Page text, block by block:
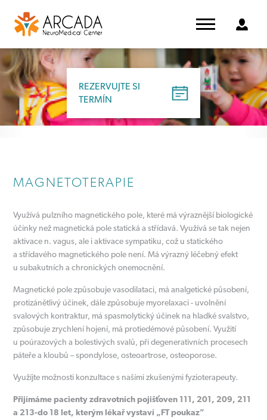
REZERVUJTE SI
TERMÍN
MAGNETOTERAPIE
Využívá pulzního magnetického pole, které má výraznější biologické
účinky než magnetická pole statická a střídavá. Využívá se tak nejen
aktivace n. vagus, ale i aktivace sympatiku, což u statického
a střídavého magnetického pole není. Má výrazný léčebný efekt
u subakutních a chronických onemocnění.
Magnetické pole způsobuje vasodilataci, má analgetické působení,
protizánětlivý účinek, dále způsobuje myorelaxaci - uvolnění
svalových kontraktur, má spasmolytický účinek na hladké svalstvo,
způsobuje zrychlení hojení, má protiedémové působení. Využití
u poúrazových a bolestivých svalů, při degenerativních procesech
páteře a kloubů – spondylose, osteoartrose, osteoporose.
Využíjte možnosti konzultace s našími zkušenými fyzioterapeuty.
Přijímáme pacienty zdravotních pojišťoven 111, 201, 209, 211
a 213-do 18 let, kterým lékař vystaví „FT poukaz”